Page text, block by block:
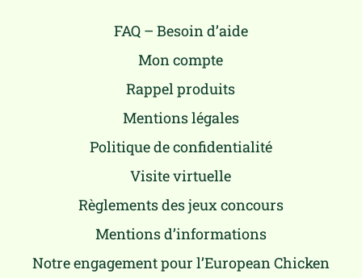
FAQ – Besoin d’aide
Mon compte
Rappel produits
Mentions légales
Politique de confidentialité
Visite virtuelle
Règlements des jeux concours
Mentions d’informations
Notre engagement pour l’European Chicken